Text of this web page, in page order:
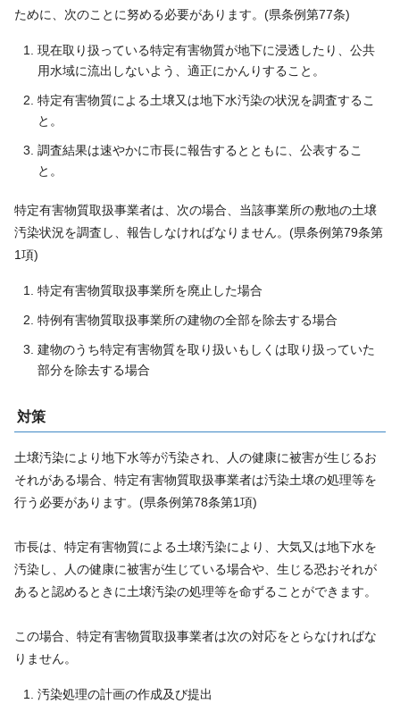
ために、次のことに努める必要があります。(県条例第77条)
現在取り扱っている特定有害物質が地下に浸透したり、公共
用水域に流出しないよう、適正にかんりすること。
特定有害物質による土壌又は地下水汚染の状況を調査するこ
と。
調査結果は速やかに市長に報告するとともに、公表するこ
と。
特定有害物質取扱事業者は、次の場合、当該事業所の敷地の土壌
汚染状況を調査し、報告しなければなりません。(県条例第79条第
1項)
特定有害物質取扱事業所を廃止した場合
特例有害物質取扱事業所の建物の全部を除去する場合
建物のうち特定有害物質を取り扱いもしくは取り扱っていた
部分を除去する場合
対策
土壌汚染により地下水等が汚染され、人の健康に被害が生じるお
それがある場合、特定有害物質取扱事業者は汚染土壌の処理等を
行う必要があります。(県条例第78条第1項)
市長は、特定有害物質による土壌汚染により、大気又は地下水を
汚染し、人の健康に被害が生じている場合や、生じる恐おそれが
あると認めるときに土壌汚染の処理等を命ずることができます。
この場合、特定有害物質取扱事業者は次の対応をとらなければな
りません。
汚染処理の計画の作成及び提出